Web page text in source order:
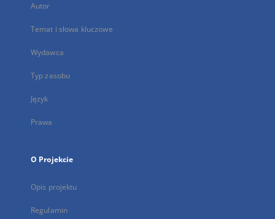
Autor
Temat i słowa kluczowe
Wydawca
Typ zasobu
Język
Prawa
O Projekcie
Opis projektu
Regulamin